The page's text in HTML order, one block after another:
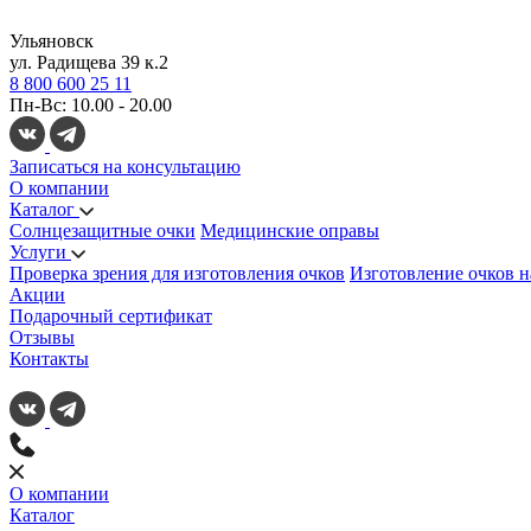
Ульяновск
ул. Радищева 39 к.2
8 800 600 25 11
Пн-Вс: 10.00 - 20.00
Записаться на консультацию
О компании
Каталог
Солнцезащитные очки Медицинские оправы
Услуги
Проверка зрения для изготовления очков Изготовление очков
Акции
Подарочный сертификат
Отзывы
Контакты
О компании
Каталог